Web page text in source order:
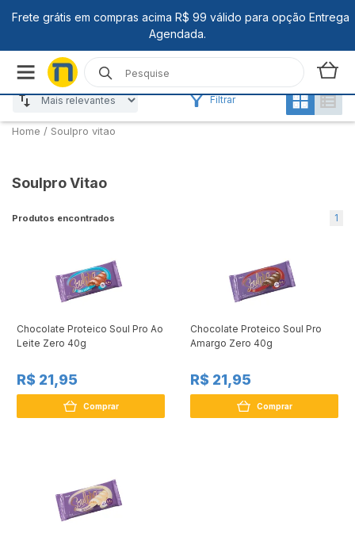
Filtrar
Home / Soulpro vitao
Soulpro Vitao
Produtos encontrados 1
Chocolate Proteico Soul Pro Ao
Leite Zero 40g
R$ 21,95
Comprar
Chocolate Proteico Soul Pro
Amargo Zero 40g
R$ 21,95
Comprar